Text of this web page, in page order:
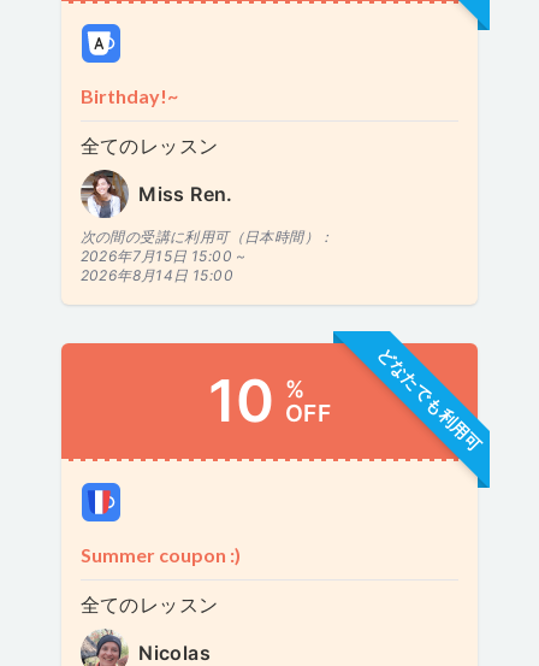
Birthday!~
全てのレッスン
Miss Ren.
次の間の受講に利用可（日本時間）：
2026年7月15日 15:00 ~
2026年8月14日 15:00
どなたでも利用可
10 %
OFF
Summer coupon :)
全てのレッスン
Nicolas